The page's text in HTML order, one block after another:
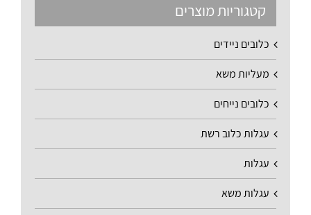
קטגוריות מוצרים
כלובים ניידים
מעליות משא
כלובים נייחים
עגלות כלוב רשת
עגלות
עגלות משא